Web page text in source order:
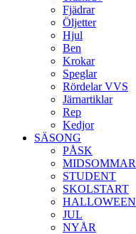
Fjädrar
Öljetter
Hjul
Ben
Krokar
Speglar
Rördelar VVS
Järnartiklar
Rep
Kedjor
SÄSONG
PÅSK
MIDSOMMAR
STUDENT
SKOLSTART
HALLOWEEN
JUL
NYÅR